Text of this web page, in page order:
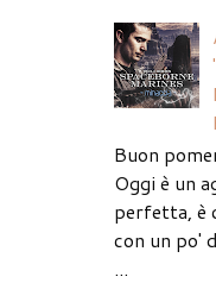
Buon
Oggi è un
perfetta, è
con un po'
...